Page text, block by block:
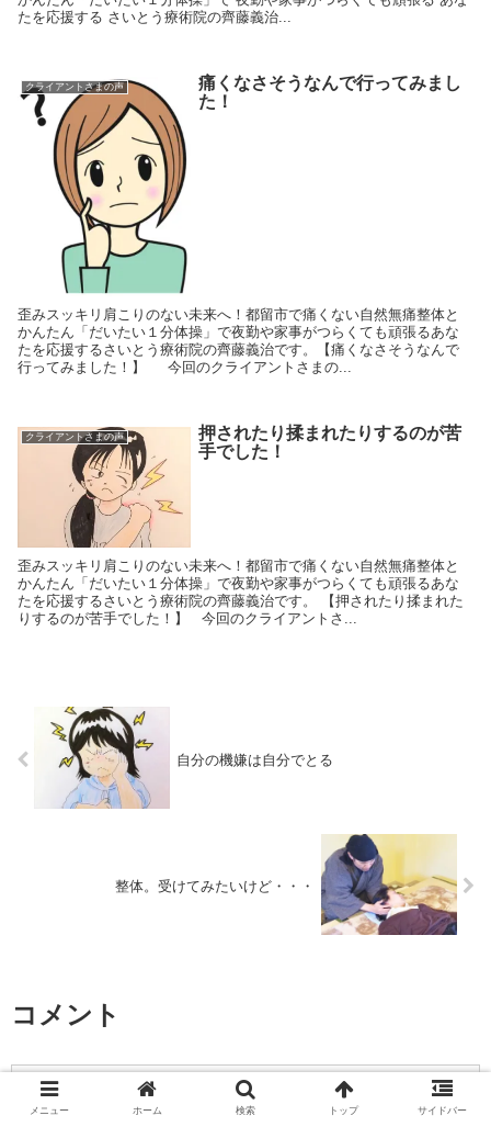
たを応援する さいとう療術院の齊藤義治...
クライアントさまの声
痛くなさそうなんで行ってみまし
た！
歪みスッキリ肩こりのない未来へ！都留市で痛くない自然無痛整体と
かんたん「だいたい１分体操」で夜勤や家事がつらくても頑張るあな
たを応援するさいとう療術院の齊藤義治です。【痛くなさそうなんで
行ってみました！】 今回のクライアントさまの...
クライアントさまの声
押されたり揉まれたりするのが苦
手でした！
歪みスッキリ肩こりのない未来へ！都留市で痛くない自然無痛整体と
かんたん「だいたい１分体操」で夜勤や家事がつらくても頑張るあな
たを応援するさいとう療術院の齊藤義治です。 【押されたり揉まれた
りするのが苦手でした！】 今回のクライアントさ...
自分の機嫌は自分でとる
整体。受けてみたいけど・・・
コメント
コメントを書き込む
メニュー ホーム 検索 トップ サイドバー